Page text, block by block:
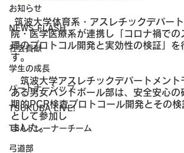
お知らせ
NEWS FLASH
社会貢献
学生の成長
パートナーシップ
TSUKUBA LIVE!
TSAトレーナーチーム
弓道部
院・医学医療系が連携し「コロナ禍での
理のプロトコル開発と実効性の検証」を
す。
筑波大学アスレチックデパートメント
ある男女ハンドボール部は、安全安心の
期的PCR検査プロトコール開発とその
として参加し
ました。